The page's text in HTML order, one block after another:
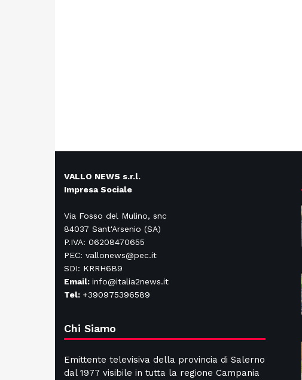
VALLO NEWS s.r.l.
Impresa Sociale
Via Fosso del Mulino, snc
84037 Sant'Arsenio (SA)
P.IVA: 06208470655
PEC: vallonews@pec.it
SDI: KRRH6B9
Email: info@italia2news.it
Tel: +390975396589
Chi Siamo
Emittente televisiva della provincia di Salerno
dal 1977 visibile in tutta la regione Campania